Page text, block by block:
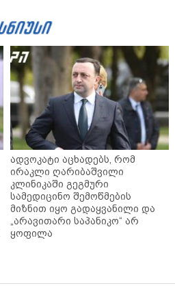
ადვოკატი აცხადებს, რომ
ირაკლი ღარიბაშვილი
კლინიკაში გეგმური
სამედიცინო შემოწმების
მიზნით იყო გადაყვანილი და
„არავითარი საპანიკო“ არ
ყოფილა